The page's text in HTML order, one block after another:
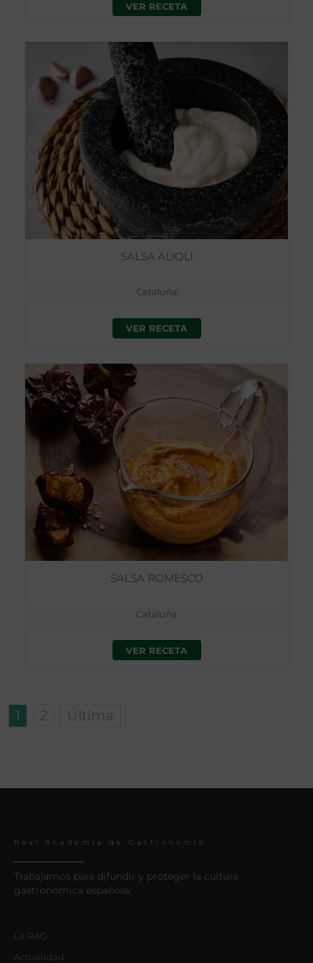
VER RECETA
SALSA ALIOLI
Cataluña
VER RECETA
SALSA ROMESCO
Cataluña
VER RECETA
1 2 Última
Real Academia de Gastronomía
Trabajamos para difundir y proteger la cultura
gastronómica española.
La RAG
Actualidad